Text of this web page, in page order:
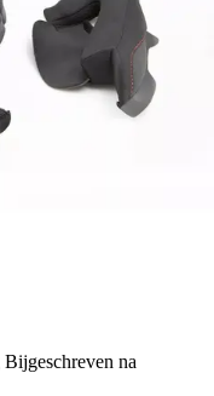
Bijgeschreven na